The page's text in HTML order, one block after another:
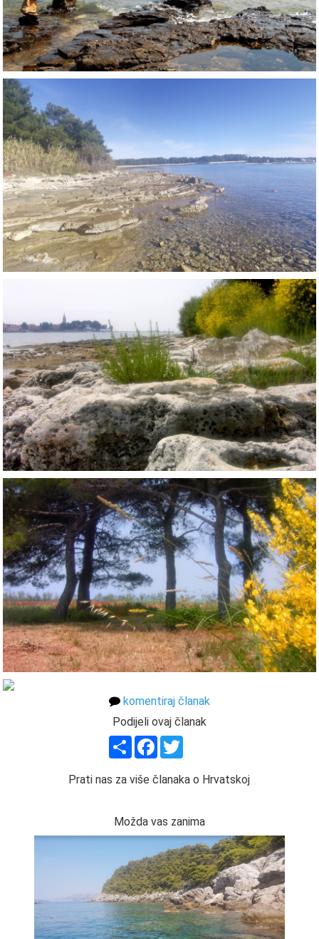
komentiraj članak
Podijeli ovaj članak
ShareFacebook
Prati nas za više članaka o Hrvatskoj
Možda vas zanima